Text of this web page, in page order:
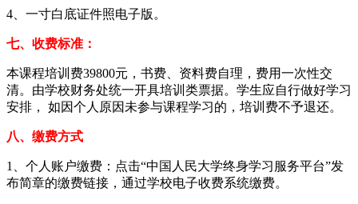
4、一寸白底证件照电子版。
七、收费标准：
本课程培训费39800元，书费、资料费自理，费用一次性交
清。由学校财务处统一开具培训类票据。学生应自行做好学习
安排， 如因个人原因未参与课程学习的，培训费不予退还。
八、缴费方式
1、个人账户缴费：点击“中国人民大学终身学习服务平台”发
布简章的缴费链接，通过学校电子收费系统缴费。